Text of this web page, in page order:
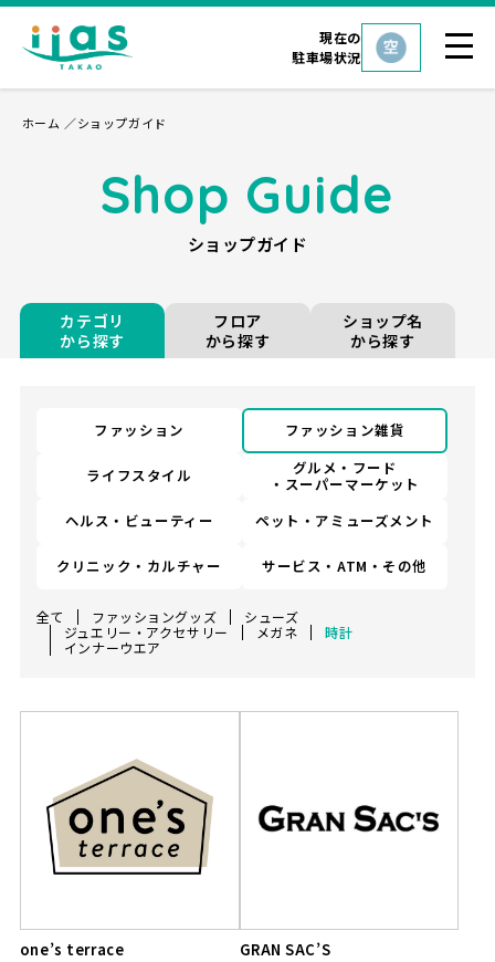
現在の
駐車場状況
ホーム ショップガイド
Shop Guide
ショップガイド
カテゴリ
から探す
フロア
から探す
ショップ名
から探す
ファッション ファッション雑貨
ライフスタイル グルメ・フード
・スーパーマーケット
ヘルス・ビューティー
ペット・アミューズメント
クリニック・カルチャー サービス・ATM・その他
全て ファッショングッズ
シューズ
ジュエリー・アクセサリー
メガネ
時計
インナーウエア
one’s terrace GRAN SAC’S